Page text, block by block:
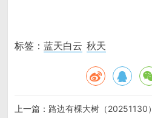
标签：蓝天白云 秋天
上一篇： 路边有棵大树（20251130）